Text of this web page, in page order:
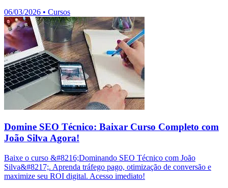
06/03/2026 • Cursos
Domine SEO Técnico: Baixar Curso Completo com
João Silva Agora!
Baixe o curso &#8216;Dominando SEO Técnico com João
Silva&#8217;. Aprenda tráfego pago, otimização de conversão e
maximize seu ROI digital. Acesso imediato!